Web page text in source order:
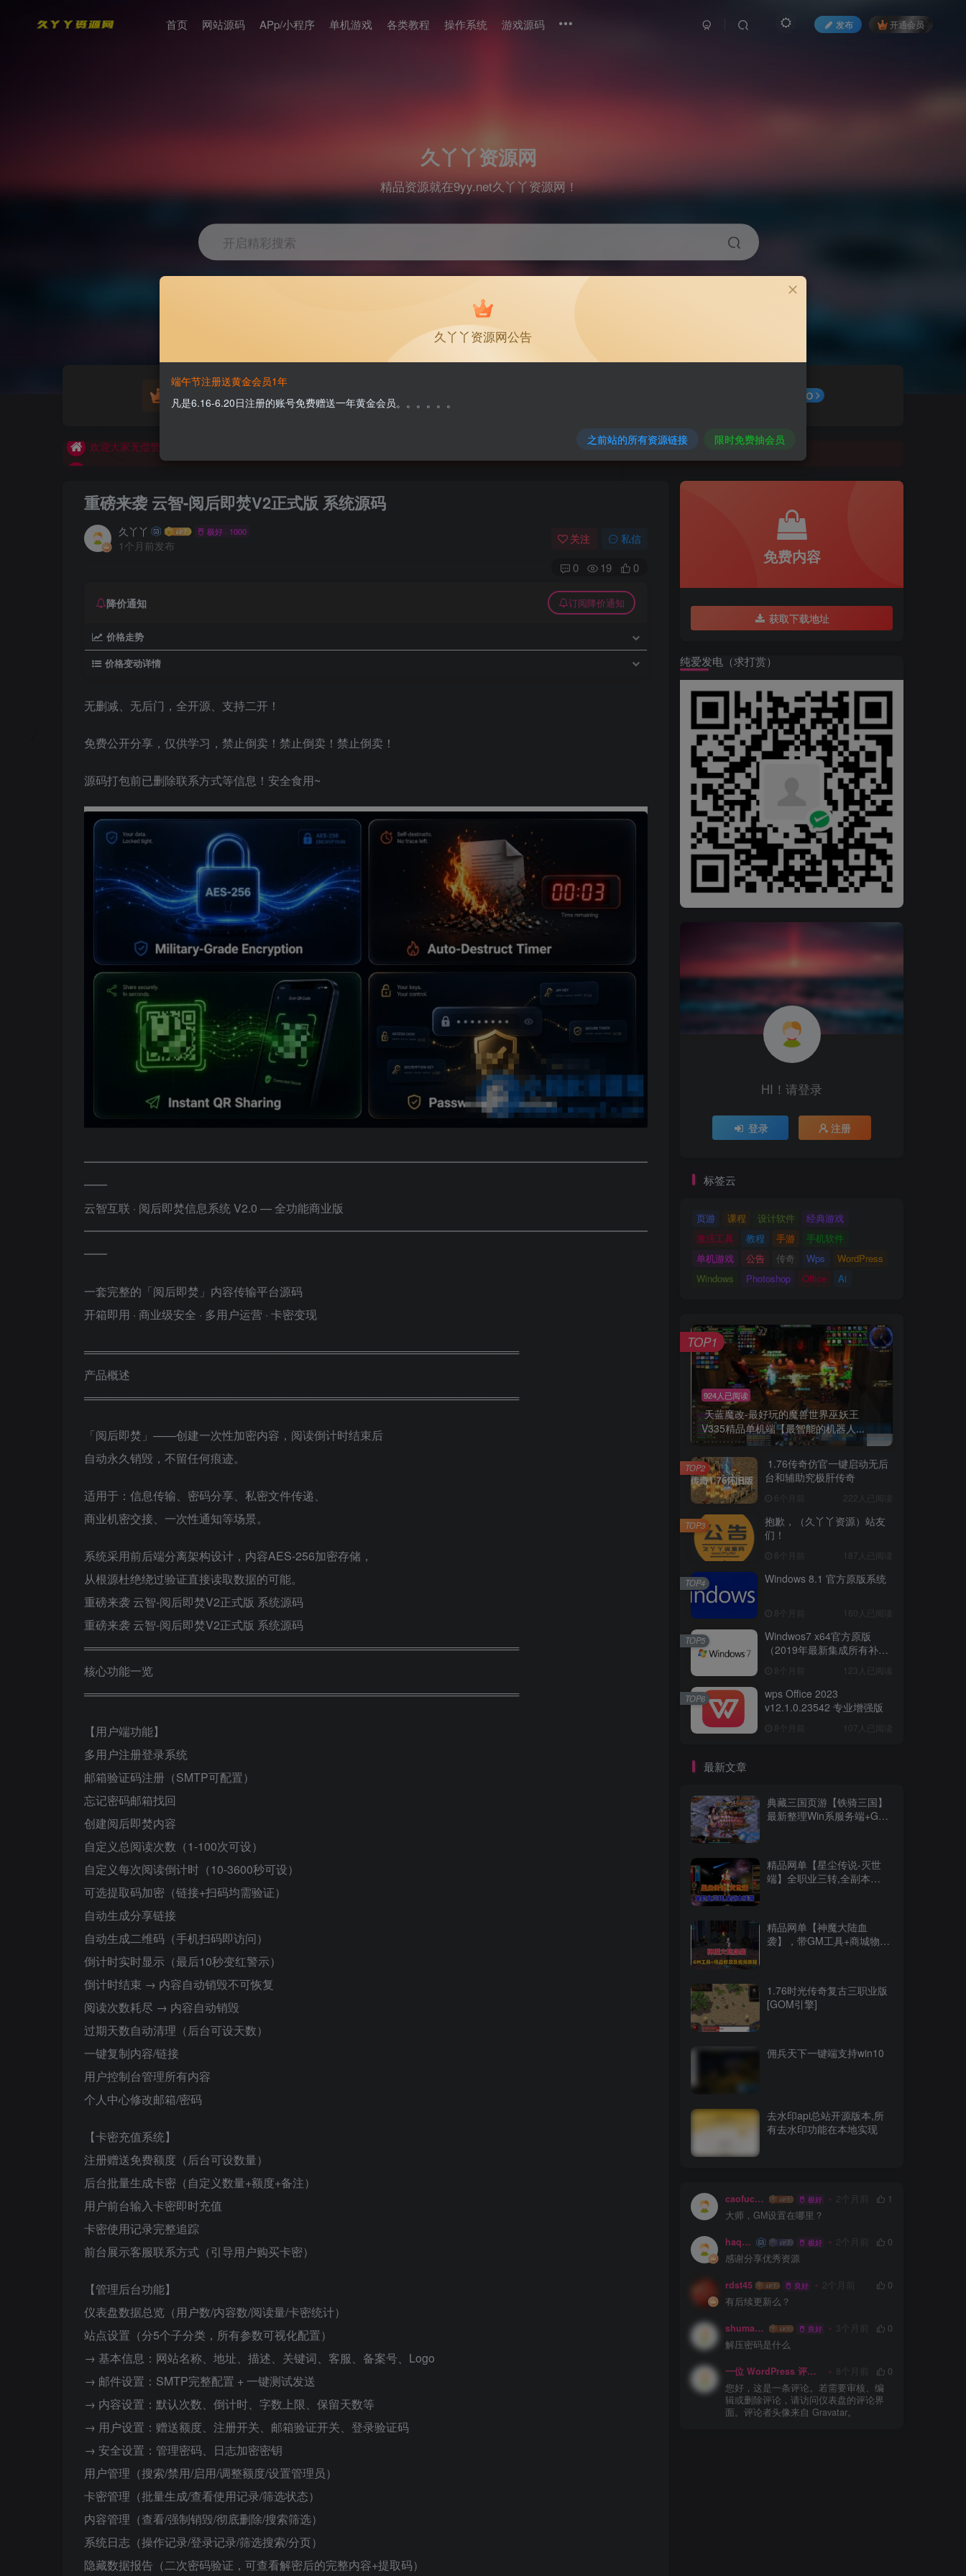
首页 网站源码 APp/小程序 单机游戏 各类教程 操作系统 游戏源码 发布 开通会员
久丫丫资源网
精品资源就在9yy.net久丫丫资源网！
开启精彩搜索
游戏源码 单机游戏 GO
欢迎大家无偿赞助！
公告
重磅来袭 云智-阅后即焚V2正式版 系统源码
久丫丫 极好 · 1000
1个月前发布 关注 私信
0 19 0
降价通知 订阅降价通知
价格走势
价格变动详情
无删减、无后门，全开源、支持二开！
免费公开分享，仅供学习，禁止倒卖！禁止倒卖！禁止倒卖！
源码打包前已删除联系方式等信息！安全食用~
━━━━━━━━━━━━━━━━━━━━━━━━━━━━━━━━━━━━━━━━━━━━━━━━━
━━
云智互联 · 阅后即焚信息系统 V2.0 — 全功能商业版
━━━━━━━━━━━━━━━━━━━━━━━━━━━━━━━━━━━━━━━━━━━━━━━━━
━━
一套完整的「阅后即焚」内容传输平台源码
开箱即用 · 商业级安全 · 多用户运营 · 卡密变现
═══════════════════════════════════════════════════════
产品概述
═══════════════════════════════════════════════════════
「阅后即焚」——创建一次性加密内容，阅读倒计时结束后
自动永久销毁，不留任何痕迹。
适用于：信息传输、密码分享、私密文件传递、
商业机密交接、一次性通知等场景。
系统采用前后端分离架构设计，内容AES-256加密存储，
从根源杜绝绕过验证直接读取数据的可能。
重磅来袭 云智-阅后即焚V2正式版 系统源码
重磅来袭 云智-阅后即焚V2正式版 系统源码
═══════════════════════════════════════════════════════
核心功能一览
═══════════════════════════════════════════════════════
【用户端功能】
多用户注册登录系统
邮箱验证码注册（SMTP可配置）
忘记密码邮箱找回
创建阅后即焚内容
自定义总阅读次数（1-100次可设）
自定义每次阅读倒计时（10-3600秒可设）
可选提取码加密（链接+扫码均需验证）
自动生成分享链接
自动生成二维码（手机扫码即访问）
倒计时实时显示（最后10秒变红警示）
倒计时结束 → 内容自动销毁不可恢复
阅读次数耗尽 → 内容自动销毁
过期天数自动清理（后台可设天数）
一键复制内容/链接
用户控制台管理所有内容
个人中心修改邮箱/密码
【卡密充值系统】
注册赠送免费额度（后台可设数量）
后台批量生成卡密（自定义数量+额度+备注）
用户前台输入卡密即时充值
卡密使用记录完整追踪
前台展示客服联系方式（引导用户购买卡密）
【管理后台功能】
仪表盘数据总览（用户数/内容数/阅读量/卡密统计）
站点设置（分5个子分类，所有参数可视化配置）
→ 基本信息：网站名称、地址、描述、关键词、客服、备案号、Logo
→ 邮件设置：SMTP完整配置 + 一键测试发送
→ 内容设置：默认次数、倒计时、字数上限、保留天数等
→ 用户设置：赠送额度、注册开关、邮箱验证开关、登录验证码
→ 安全设置：管理密码、日志加密密钥
用户管理（搜索/禁用/启用/调整额度/设置管理员）
卡密管理（批量生成/查看使用记录/筛选状态）
内容管理（查看/强制销毁/彻底删除/搜索筛选）
系统日志（操作记录/登录记录/筛选搜索/分页）
隐藏数据报告（二次密码验证，可查看解密后的完整内容+提取码）
免费内容
获取下载地址
纯爱发电（求打赏）
HI！请登录
登录 注册
标签云
页游 课程 设计软件
经典游戏
激活工具
教程 手游
手机软件
单机游戏
公告 传奇 Wps
WordPress
Windows
Photoshop Office Ai
924人已阅读
天蓝魔改-最好玩的魔兽世界巫妖王
V335精品单机端【最智能的机器人...
TOP1
1.76传奇仿官一键启动无后
台和辅助究极肝传奇
6个月前 222人已阅读
TOP2
抱歉，（久丫丫资源）站友
们！
8个月前 187人已阅读
TOP3
Windows 8.1 官方原版系统
8个月前 160人已阅读
TOP4
Windwos7 x64官方原版
（2019年最新集成所有补丁
8个月前 123人已阅读
TOP5
wps Office 2023
v12.1.0.23542 专业增强版
8个月前 107人已阅读
TOP6
最新文章
典藏三国页游【铁骑三国】
最新整理Win系服务端+GM
精品网单【星尘传说-灭世
端】全职业三转,全副本
精品网单【神魔大陆血
袭】，带GM工具+商城物品
1.76时光传奇复古三职业版
[GOM引擎]
佣兵天下一键端支持win10
去水印api总站开源版本,所
有去水印功能在本地实现
caofuchun 极好 2个月前
1
大师，GM设置在哪里？
haqktx 极好 2个月前
0
感谢分享优秀资源
rdst45 良好 2个月前
0
有后续更新么？
shuma1123 良好 3个月前
0
解压密码是什么
一位 WordPress 评论者 8个月前
0
您好，这是一条评论。若需要审核、编
辑或删除评论，请访问仪表盘的评论界
面。评论者头像来自 Gravatar。
久丫丫资源网公告
端午节注册送黄金会员1年
凡是6.16-6.20日注册的账号免费赠送一年黄金会员。。。。。。
之前站的所有资源链接 限时免费抽会员